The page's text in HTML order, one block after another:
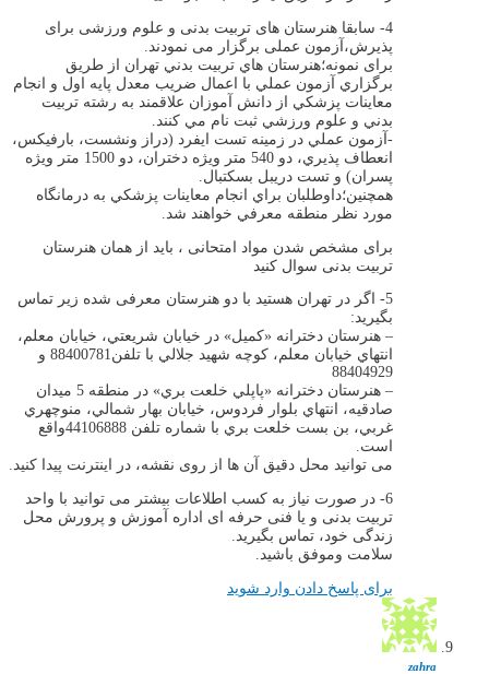
4- سابقا هنرستان های تربیت بدنی و علوم ورزشی برای
پذیرش،آزمون عملی برگزار می نمودند.
برای نمونه؛هنرستان هاي تربيت بدني تهران از طريق
برگزاري آزمون عملي با اعمال ضريب معدل پايه اول و انجام
معاينات پزشكي از دانش آموزان علاقمند به رشته تربيت
بدني و علوم ورزشي ثبت نام مي كنند.
-آزمون عملي در زمينه تست ايفرد (دراز ونشست، بارفيكس،
انعطاف پذيري، دو 540 متر ويژه دختران، دو 1500 متر ويژه
پسران) و تست دريبل بسكتبال.
همچنین؛داوطلبان براي انجام معاينات پزشكي به درمانگاه
مورد نظر منطقه معرفي خواهند شد.
برای مشخص شدن مواد امتحانی ، باید از همان هنرستان
تربیت بدنی سوال کنید
5- اگر در تهران هستید با دو هنرستان معرفی شده زیر تماس
بگیرید:
– هنرستان دخترانه «كميل» در خيابان شريعتي، خيابان معلم،
انتهاي خيابان معلم، كوچه شهید جلالي با تلفن88400781 و
88404929
– هنرستان دخترانه «پاپلي خلعت بري» در منطقه 5 ميدان
صادقيه، انتهاي بلوار فردوس، خيابان بهار شمالي، منوچهري
غربي، بن بست خلعت بري با شماره تلفن 44106888واقع
است.
می توانید محل دقیق آن ها از روی نقشه، در اینترنت پیدا کنید.
6- در صورت نیاز به کسب اطلاعات بیشتر می توانید با واحد
تربیت بدنی و یا فنی حرفه ای اداره آموزش و پرورش محل
زندگی خود، تماس بگیرید.
سلامت وموفق باشید.
برای پاسخ دادن وارد شوید
zahra